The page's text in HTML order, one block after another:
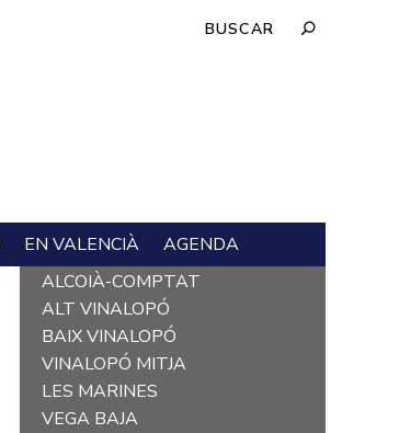
EN VALENCIÀ AGENDA
L´ALACANTÍ
ALCOIÀ-COMPTAT
ALT VINALOPÓ
BAIX VINALOPÓ
VINALOPÓ MITJA
LES MARINES
VEGA BAJA